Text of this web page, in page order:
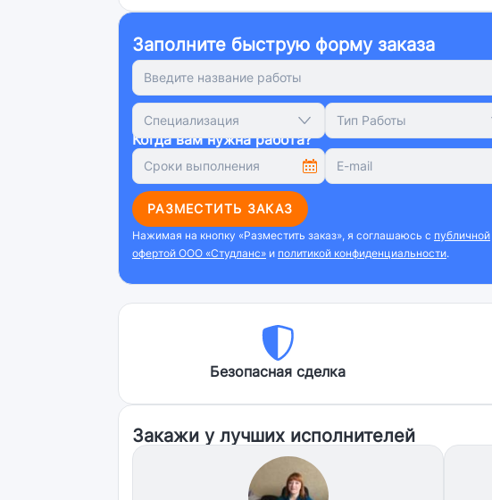
Заполните быструю форму заказа
Специализация Тип Работы
Когда вам нужна работа?
РАЗМЕСТИТЬ ЗАКАЗ
Нажимая на кнопку «Разместить заказ», я соглашаюсь с публичной
офертой ООО «Студланс» и политикой конфиденциальности.
Безопасная сделка
Закажи у лучших исполнителей